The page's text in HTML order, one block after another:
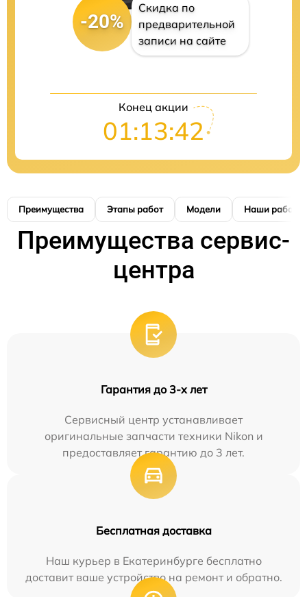
-20%
Скидка по
предварительной
записи на сайте
Конец акции
01:13:41
Преимущества Этапы работ Модели Наши работы
Преимущества сервис-
центра
Гарантия до 3-х лет
Сервисный центр устанавливает
оригинальные запчасти техники Nikon и
предоставляет гарантию до 3 лет.
Бесплатная доставка
Наш курьер в Екатеринбурге бесплатно
доставит ваше устройство на ремонт и обратно.